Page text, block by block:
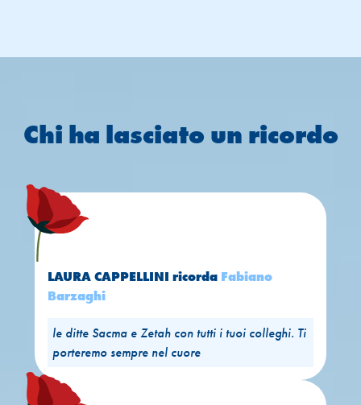
Chi ha lasciato un ricordo
LAURA CAPPELLINI ricorda Fabiano
Barzaghi
le ditte Sacma e Zetah con tutti i tuoi colleghi. Ti
porteremo sempre nel cuore